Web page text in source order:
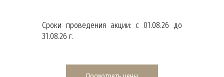
Сроки проведения акции: с 01.08.26 до
31.08.26 г.